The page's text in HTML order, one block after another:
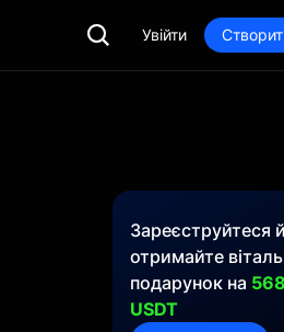
Увійти
Зареєструйтеся й
отримайте
подарунок на
USDT